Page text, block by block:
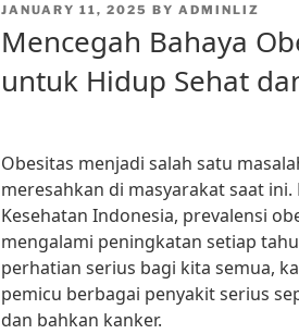
POSTED
JANUARY 11, 2025 BY ADMINLIZ
Mencegah Bahaya
untuk Hidup Sehat
Obesitas menjadi salah satu
meresahkan di masyarakat saat
Kesehatan Indonesia, prevalensi
mengalami peningkatan setiap
perhatian serius bagi kita semua,
pemicu berbagai penyakit serius
dan bahkan kanker.